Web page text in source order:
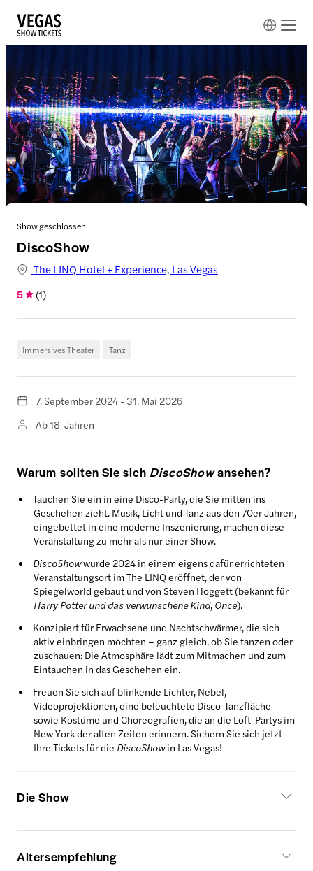
Show geschlossen
DiscoShow
The LINQ Hotel + Experience, Las Vegas
5
(1)
Immersives Theater Tanz
7. September 2024 - 31. Mai 2026
Ab 18 Jahren
Warum sollten Sie sich DiscoShowansehen?
Tauchen Sie ein in eine Disco-Party, die Sie mitten ins
Geschehen zieht. Musik, Licht und Tanz aus den 70er Jahren,
eingebettet in eine moderne Inszenierung, machen diese
Veranstaltung zu mehr als nur einer Show.
DiscoShowwurde 2024 in einem eigens dafür errichteten
Veranstaltungsort im The LINQ eröffnet, der von
Spiegelworld gebaut und von Steven Hoggett (bekannt für
Harry Potter und das verwunschene Kind, Once).
Konzipiert für Erwachsene und Nachtschwärmer, die sich
aktiv einbringen möchten – ganz gleich, ob Sie tanzen oder
zuschauen: Die Atmosphäre lädt zum Mitmachen und zum
Eintauchen in das Geschehen ein.
Freuen Sie sich auf blinkende Lichter, Nebel,
Videoprojektionen, eine beleuchtete Disco-Tanzfläche
sowie Kostüme und Choreografien, die an die Loft-Partys im
New York der alten Zeiten erinnern. Sichern Sie sich jetzt
Ihre Tickets für die DiscoShowin Las Vegas!
Die Show
Altersempfehlung